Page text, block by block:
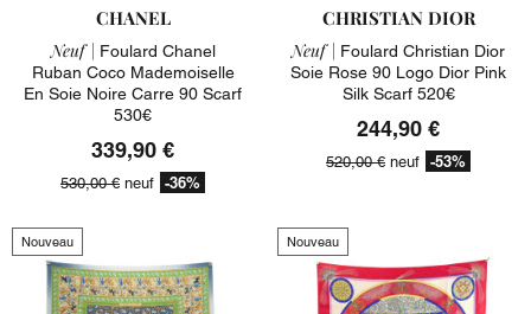
CHANEL
Neuf | Foulard Chanel
Ruban Coco Mademoiselle
En Soie Noire Carre 90 Scarf
530€
339,90 €
530,00 € neuf -36%
CHRISTIAN DIOR
Neuf | Foulard Christian Dior
Soie Rose 90 Logo Dior Pink
Silk Scarf 520€
244,90 €
520,00 € neuf -53%
Nouveau Nouveau